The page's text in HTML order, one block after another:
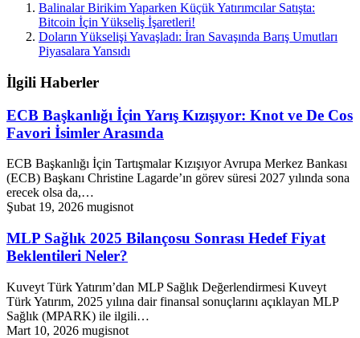
Balinalar Birikim Yaparken Küçük Yatırımcılar Satışta:
Bitcoin İçin Yükseliş İşaretleri!
Doların Yükselişi Yavaşladı: İran Savaşında Barış Umutları
Piyasalara Yansıdı
İlgili Haberler
ECB Başkanlığı İçin Yarış Kızışıyor: Knot ve De Cos
Favori İsimler Arasında
ECB Başkanlığı İçin Tartışmalar Kızışıyor Avrupa Merkez Bankası
(ECB) Başkanı Christine Lagarde’ın görev süresi 2027 yılında sona
erecek olsa da,…
Şubat 19, 2026 mugisnot
MLP Sağlık 2025 Bilançosu Sonrası Hedef Fiyat
Beklentileri Neler?
Kuveyt Türk Yatırım’dan MLP Sağlık Değerlendirmesi Kuveyt
Türk Yatırım, 2025 yılına dair finansal sonuçlarını açıklayan MLP
Sağlık (MPARK) ile ilgili…
Mart 10, 2026 mugisnot